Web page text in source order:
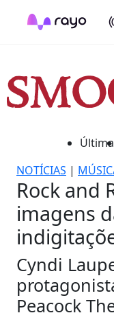
NOTÍCIAS |
Rock and
imagens
Cyndi
Peacock